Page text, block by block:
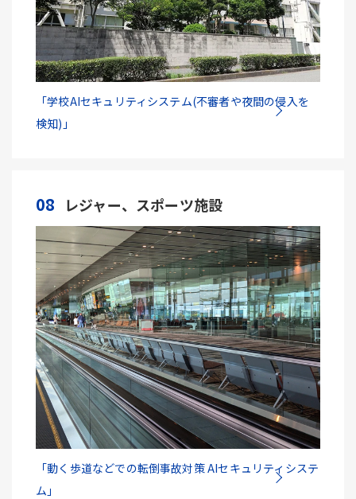
「学校AIセキュリティシステム(不審者や夜間の侵入を
検知)」
08 レジャー、スポーツ施設
「動く歩道などでの転倒事故対策 AIセキュリティシステ
ム」